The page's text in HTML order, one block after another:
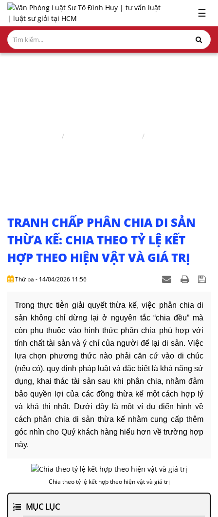
x
GIỚI
THIỆU
DỊCH
VĂN
BẢN
TỤC
LIÊN
HỆ
☰
TRANH CHẤP PHÂN CHIA DI SẢN
THỪA KẾ: CHIA THEO TỶ LỆ KẾT
HỢP THEO HIỆN VẬT VÀ GIÁ TRỊ
Thứ ba - 14/04/2026 11:56
Trong thực tiễn giải quyết thừa kế, việc phân chia di
sản không chỉ dừng lại ở nguyên tắc “chia đều” mà
còn phụ thuộc vào hình thức phân chia phù hợp với
tính chất tài sản và ý chí của người để lại di sản. Việc
lựa chọn phương thức nào phải căn cứ vào di chúc
(nếu có), quy định pháp luật và đặc biệt là khả năng sử
dụng, khai thác tài sản sau khi phân chia, nhằm đảm
bảo quyền lợi của các đồng thừa kế một cách hợp lý
và khả thi nhất. Dưới đây là một ví dụ điển hình về
cách phân chia di sản thừa kế nhằm cung cấp thêm
góc nhìn cho Quý khách hàng hiểu hơn về trường hợp
này.
Chia theo tỷ lệ kết hợp theo hiện vật và giá trị
MỤC LỤC